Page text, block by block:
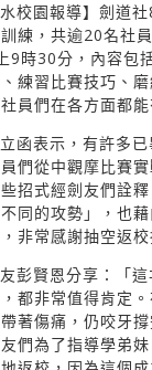
水校園報導】劍道
練，共逾20名社
9時30分，內容包
練習比賽技巧、磨
員們在各方面都能
函表示，有許多
們從中觀摩比賽
招式經劍友們詮
同的攻勢」，也
非常感謝抽空返校
彭賢恩分享：「
都非常值得肯定
著傷痛，仍咬牙
們為了指導學弟